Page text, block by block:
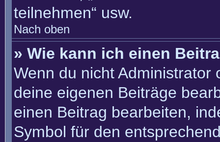
teilnehmen“ usw.
Nach oben
» Wie kann ich einen
Wenn du nicht
deine eigenen Beiträge
einen Beitrag bearbeiten,
Symbol für den